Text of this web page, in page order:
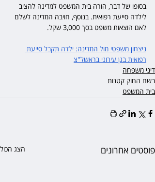
בסופו של דבר, הורה בית המשפט למדינה להציב
לילדה סייעת רפואית. בנוסף, חויבה המדינה לשלם
לאם הוצאות משפט בסך 3,000 שקל.
ניצחון משפטי מול המדינה: ילדה תקבל סייעת
רפואית בגן עירוני בראשל"צ
דיני משפחה
בשם החוק קטנות
בית המשפט
פוסטים אחרונים הצג הכול